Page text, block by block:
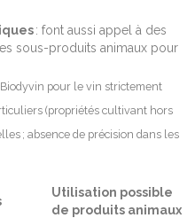
: font aussi appel à des
sous-produits animaux pour
pour le vin strictement
(propriétés cultivant hors
; absence de précision dans les
Utilisation possible
de produits animaux